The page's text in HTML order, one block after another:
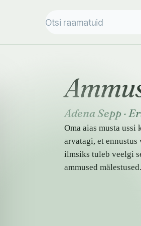
Adena Sepp ·
Oma aias musta ussi
arvatagi, et
ilmsiks tuleb veelgi
ammused